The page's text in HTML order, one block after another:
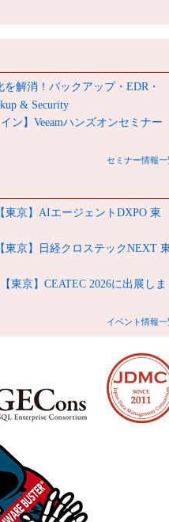
解消！バックアップ・EDR・
& Security
イン】Veeamハンズオンセミナー
セミナー情報一
【東京】AIエージェントDXPO 東
【東京】日経クロステックNEXT
【東京】CEATEC 2026に出展しま
イベント情報一